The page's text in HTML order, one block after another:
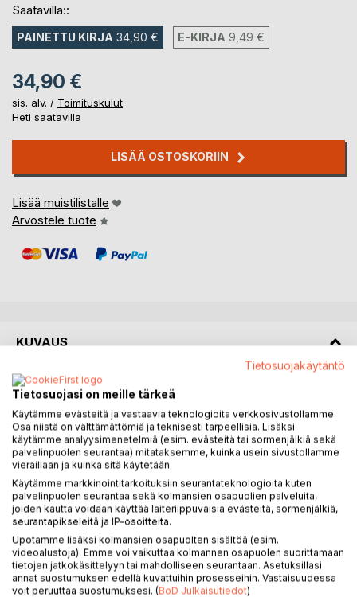
Saatavilla::
PAINETTU KIRJA 34,90 € E-KIRJA 9,49 €
34,90 €
sis. alv. / Toimituskulut
Heti saatavilla
LISÄÄ OSTOSKORIIN
Lisää muistilistalle
Arvostele tuote
KUVAUS
Kuusikko tekee yllättävän löydön ratsastusretkellään:
yksinäisen ja nälkiintyneen sudenpennun. Mistä se on tullut
tai minne sen lauma on kadonnut? Nuoret päättävät auttaa
pentua, vaikka tietävätkin, että villieläimen pitäminen lähellä
ihmisiä voi olla vaarallista.
Kesän edetessä ystävykset oppivat sudesta enemmän kuin
koskaan osasivat kuvitella. Samalla he joutuvat tekemään
myös vaikeita valintoja. Voiko villi eläin koskaan todella
kuulua ihmisten maailmaan? Mitä tapahtuu, kun
salametsästäjät saavat tietää susitytön olemassaolon.
Kuusikko ja sudenpentu on lämminhenkinen ja jännittävä
nuortenkirja ystävyydestä, luonnon kunnioittamisesta ja
rohkeudesta tehdä oikein silloinkin, kun se tuntuu vaikealta.
Tietosuojakäytäntö
Tietosuojasi on meille tärkeä
Käytämme evästeitä ja vastaavia teknologioita verkkosivustollamme.
Osa niistä on välttämättömiä ja teknisesti tarpeellisia. Lisäksi
käytämme analyysimenetelmiä (esim. evästeitä tai sormenjälkiä sekä
palvelinpuolen seurantaa) mitataksemme, kuinka usein sivustollamme
vieraillaan ja kuinka sitä käytetään.
Käytämme markkinointitarkoituksiin seurantateknologioita kuten
palvelinpuolen seurantaa sekä kolmansien osapuolien palveluita,
joiden kautta voidaan käyttää laiteriippuvaisia evästeitä, sormenjälkiä,
seurantapikseleitä ja IP-osoitteita.
Upotamme lisäksi kolmansien osapuolten sisältöä (esim.
videoalustoja). Emme voi vaikuttaa kolmannen osapuolen suorittamaan
tietojen jatkokäsittelyyn tai mahdolliseen seurantaan. Asetuksillasi
annat suostumuksen edellä kuvattuihin prosesseihin. Vastaisuudessa
voit peruuttaa suostumuksesi. (BoD Julkaisutiedot)